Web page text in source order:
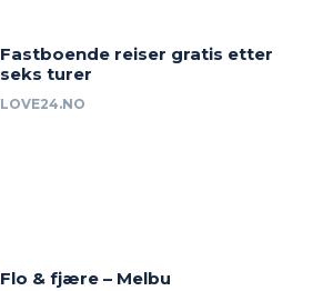
Fastboende reiser gratis etter
seks turer
LOVE24.NO
Flo & fjære – Melbu